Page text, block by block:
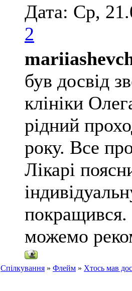
Дата: Ср,
2
був досвід
клініки
рідний
року. Все
Лікарі
можемо
Спілкування » Флейм » Хтось мав